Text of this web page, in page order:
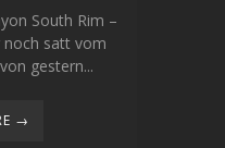
South Rim –
noch satt vom
gestern...
→